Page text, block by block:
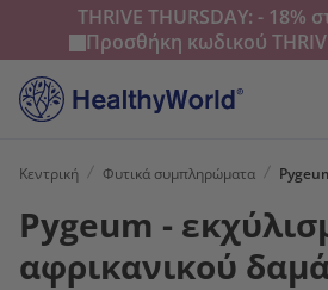
THRIVE THURSDAY: - 18%
Προσθήκη κωδικού
Κεντρική Φυτικά συμπληρώματα
Pygeum -
αφρικανικού